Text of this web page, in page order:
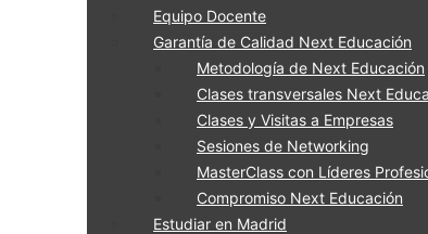
Equipo Docente
Garantía de Calidad Next Educación
Metodología de Next Educación
Clases transversales Next
Clases y Visitas a Empresas
Sesiones de Networking
MasterClass con Líderes
Compromiso Next Educación
Estudiar en Madrid